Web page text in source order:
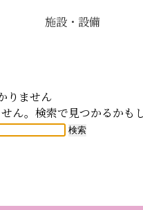
施設・設備
りません
ん。検索で見つかるかも